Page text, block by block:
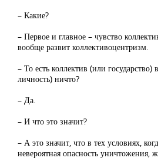
– Какие?
– Первое и главное – чувство
вообще развит коллективоцентризм.
– То есть коллектив (или государство)
личность) ничто?
– Да.
– И что это значит?
– А это значит, что в тех условиях,
невероятная опасность уничтожения,